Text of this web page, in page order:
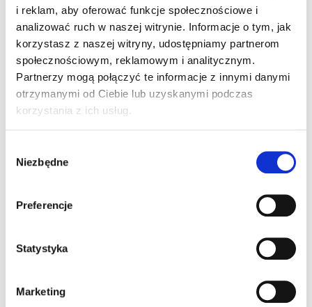
i reklam, aby oferować funkcje społecznościowe i
analizować ruch w naszej witrynie. Informacje o tym, jak
korzystasz z naszej witryny, udostępniamy partnerom
społecznościowym, reklamowym i analitycznym.
Partnerzy mogą połączyć te informacje z innymi danymi
otrzymanymi od Ciebie lub uzyskanymi podczas
korzystania z ich usług.
zgody
Niezbędne
Preferencje
Statystyka
Marketing
SBS FIX Klej montażowy uniwersalny
EKO FIX Klej montażowy ekologiczny